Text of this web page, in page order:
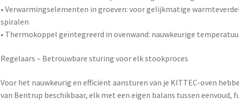
•Verwarmingselementen in groeven: voor gelijkmatige
spiralen
• Thermokoppel geïntegreerd in ovenwand: nauwkeurige
Regelaars – Betrouwbare sturing voor elk stookproces
Voor het nauwkeurig en efficiënt aansturen van je KITTEC-oven
van Bentrup beschikbaar, elk met een eigen balans tussen